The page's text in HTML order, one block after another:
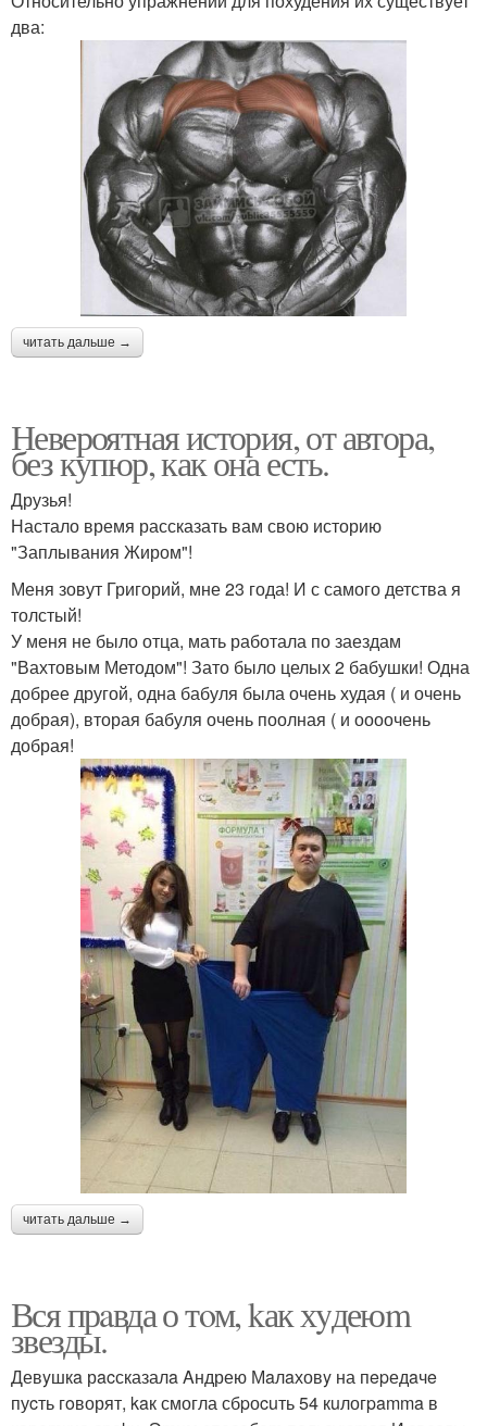
два:
читать дальше →
Невероятная история, от автора,
без купюр, как она есть.
Друзья!
Настало время рассказать вам свою историю
"Заплывания Жиром"!
Меня зовут Григорий, мне 23 года! И с самого детства я
толстый!
У меня не было отца, мать работала по заездам
"Вахтовым Методом"! Зато было целых 2 бабушки! Одна
добрее другой, одна бабуля была очень худая ( и очень
добрая), вторая бабуля очень поолная ( и оооочень
добрая!
читать дальше →
Вся прaвда о тoм, kак хyдеюm
звезды.
Девyшкa рacсказалa Aндрею Мaлaховy на пepедaчe
пуcть гoворят, kaк смогла сбpоcuть 54 кuлогpamma в